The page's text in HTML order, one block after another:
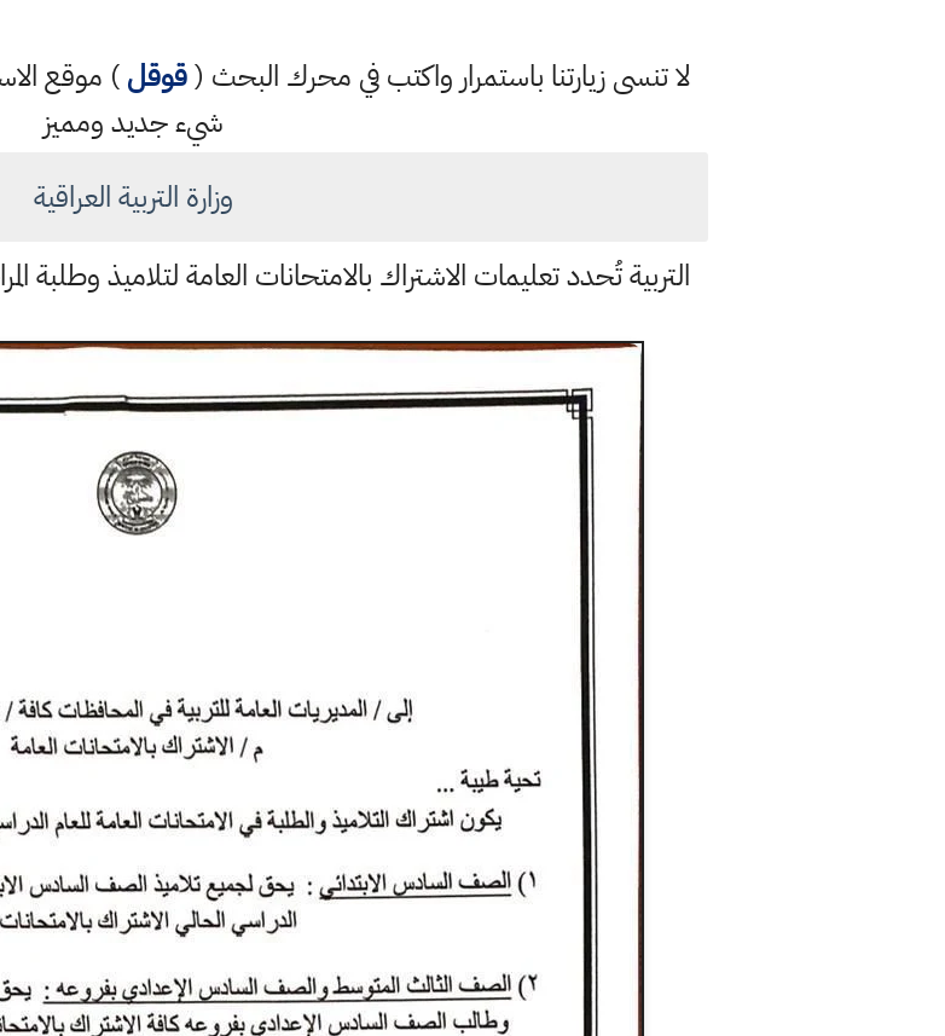
لا تنسى زيارتنا باستمرار واكتب في محرك البحث (قوقل) موقع
شيء جديد ومميز
وزارة التربية العراقية
التربية تُحدد تعليمات الاشتراك بالامتحانات العامة لتلاميذ وطلبة المراحل